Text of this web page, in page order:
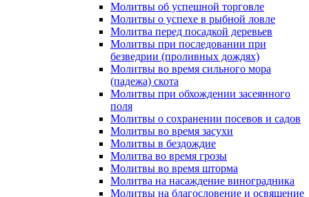
Молитвы об успешной торговле
Молитвы о успехе в рыбной ловле
Молитва перед посадкой деревьев
Молитвы при последовании при
безведрии (проливных дождях)
Молитвы во время сильного мора
(падежа) скота
Молитвы при обхождении засеянного
поля
Молитвы о сохранении посевов и садов
Молитвы во время засухи
Молитвы в бездождие
Молитва во время грозы
Молитвы во время шторма
Молитва на насаждение виноградника
Молитвы на благословение и освящение